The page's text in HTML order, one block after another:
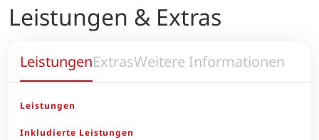
Leistungen & Extras
LeistungenExtrasWeitere Informationen
Leistungen
Inkludierte Leistungen